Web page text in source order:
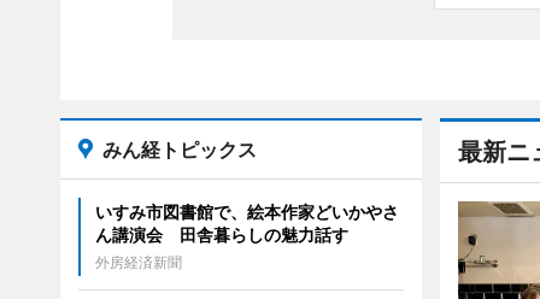
最新ニ
みん経トピックス
いすみ市図書館で、絵本作家どいかやさ
ん講演会 田舎暮らしの魅力話す
外房経済新聞